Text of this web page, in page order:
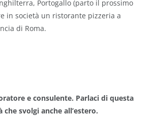
Portogallo (parto il prossimo
in società un ristorante pizzeria a
di Roma.
e consulente. Parlaci di questa
svolgi anche all’estero.